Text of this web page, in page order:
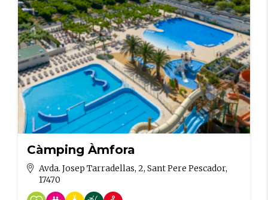
Càmping Àmfora
Avda. Josep Tarradellas, 2, Sant Pere Pescador,
17470